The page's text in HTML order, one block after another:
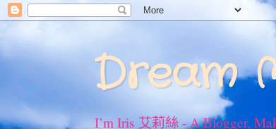
Dream
I’m Iris 艾莉絲 - A Blogger,